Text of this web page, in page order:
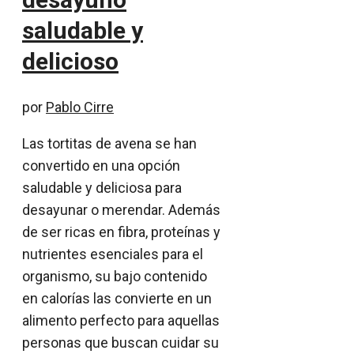
saludable y
delicioso
por Pablo Cirre
Las tortitas de avena se han
convertido en una opción
saludable y deliciosa para
desayunar o merendar. Además
de ser ricas en fibra, proteínas y
nutrientes esenciales para el
organismo, su bajo contenido
en calorías las convierte en un
alimento perfecto para aquellas
personas que buscan cuidar su